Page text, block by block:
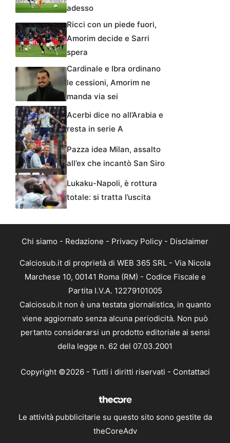
adesso
Ricci con un piede fuori,
Amorim decide e Sarri
spera
Cardinale e Ibra ordinano
le cessioni, Amorim ne
manda via sei
Acerbi dice no all’Arabia e
resta in serie A
Pazza idea Milan, assalto
all’ex che incantò San Siro
Lukaku-Napoli, è rottura
totale: si tratta l’uscita
Chi siamo - Redazione - Privacy Policy - Disclaimer
Calciosub.it di proprietà di WEB 365 SRL - Via Nicola
Marchese 10, 00141 Roma (RM) - Codice Fiscale e
Partita I.V.A. 12279101005
Calciosub.it non è una testata giornalistica, in quanto
viene aggiornato senza alcuna periodicità. Non può
pertanto considerarsi un prodotto editoriale ai sensi
della legge n. 62 del 07.03.2001
Copyright ©2026 - Tutti i diritti riservati - Contattaci
Le attività pubblicitarie su questo sito sono gestite da
theCoreAdv